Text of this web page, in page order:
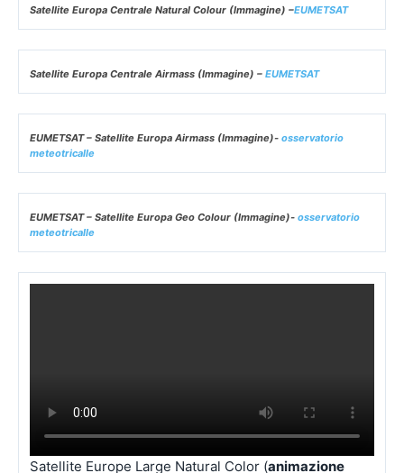
Satellite Europa Centrale Natural Colour (Immagine) –EUMETSAT
Satellite Europa Centrale Airmass (Immagine) – EUMETSAT
EUMETSAT – Satellite Europa Airmass (Immagine)- osservatorio
meteotricalle
EUMETSAT – Satellite Europa Geo Colour (Immagine)- osservatorio
meteotricalle
Satellite Europe Large Natural Color (animazione